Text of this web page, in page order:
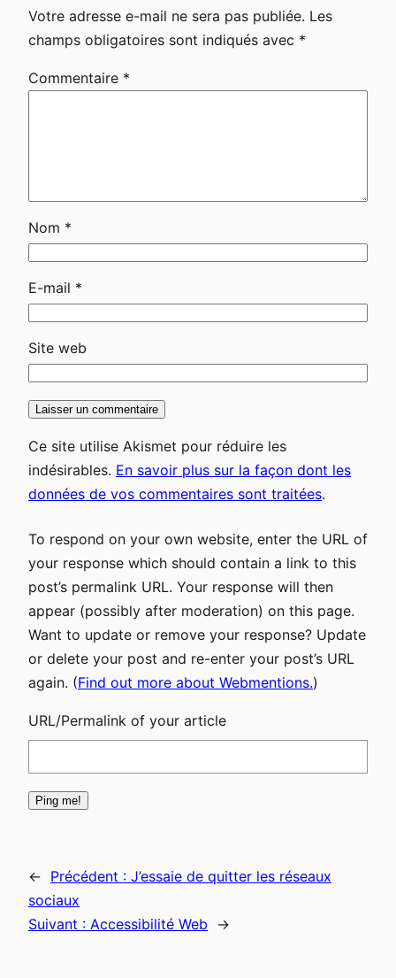
Votre adresse e-mail ne sera pas publiée. Les
champs obligatoires sont indiqués avec *
Commentaire *
Nom *
E-mail *
Site web
Ce site utilise Akismet pour réduire les
indésirables. En savoir plus sur la façon dont les
données de vos commentaires sont traitées.
To respond on your own website, enter the URL of
your response which should contain a link to this
post’s permalink URL. Your response will then
appear (possibly after moderation) on this page.
Want to update or remove your response? Update
or delete your post and re-enter your post’s URL
again. (Find out more about Webmentions.)
URL/Permalink of your article
← Précédent : J’essaie de quitter les réseaux
sociaux
Suivant : Accessibilité Web →